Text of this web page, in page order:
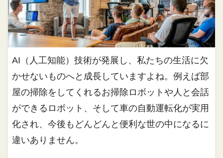
AI（人工知能）技術が発展し、私たちの生活に欠
かせないものへと成長していますよね。例えば部
屋の掃除をしてくれるお掃除ロボットや人と会話
ができるロボット、そして車の自動運転化が実用
化され、今後もどんどんと便利な世の中になるに
違いありません。